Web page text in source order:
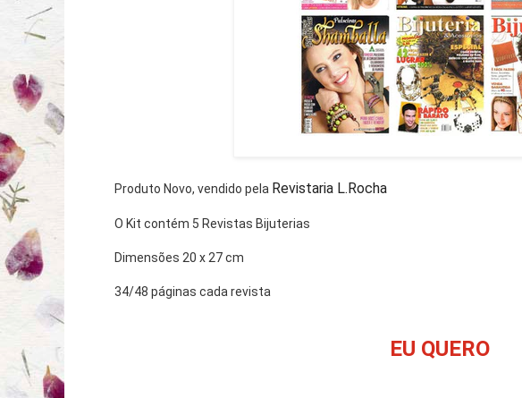
Produto Novo, vendido pela Revistaria L.Rocha
O Kit contém 5 Revistas Bijuterias
Dimensões 20 x 27 cm
34/48 páginas cada revista
EU QUERO